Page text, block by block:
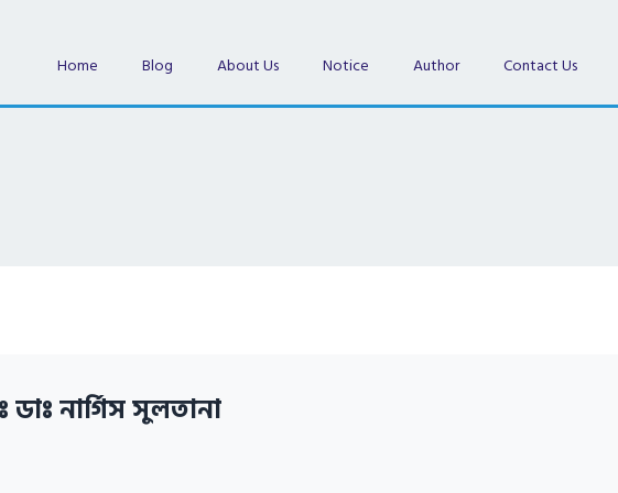
Home Blog About Us Notice Author Contact Us
ডাঃ নার্গিস সুলতানা